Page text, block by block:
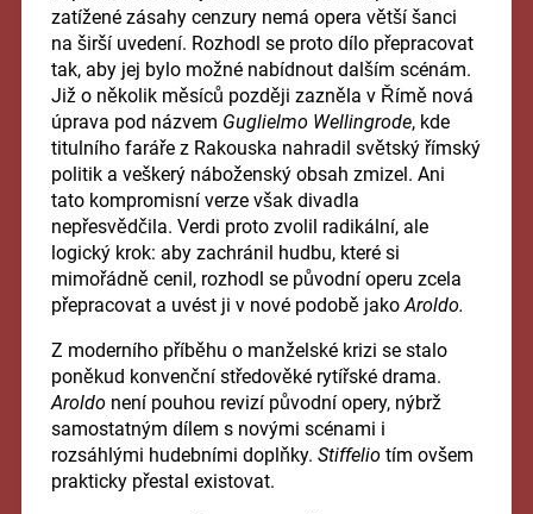
zatížené zásahy cenzury nemá opera větší šanci
na širší uvedení. Rozhodl se proto dílo přepracovat
tak, aby jej bylo možné nabídnout dalším scénám.
Již o několik měsíců později zazněla v Římě nová
úprava pod názvem Guglielmo Wellingrode, kde
titulního faráře z Rakouska nahradil světský římský
politik a veškerý náboženský obsah zmizel. Ani
tato kompromisní verze však divadla
nepřesvědčila. Verdi proto zvolil radikální, ale
logický krok: aby zachránil hudbu, které si
mimořádně cenil, rozhodl se původní operu zcela
přepracovat a uvést ji v nové podobě jakoAroldo.
Z moderního příběhu o manželské krizi se stalo
poněkud konvenční středověké rytířské drama.
Aroldonení pouhou revizí původní opery, nýbrž
samostatným dílem s novými scénami i
rozsáhlými hudebními doplňky. Stiffeliotím ovšem
prakticky přestal existovat.